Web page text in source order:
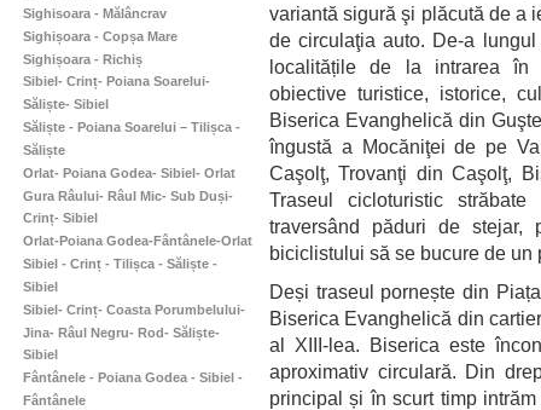
Sighisoara - Mălâncrav
Sighișoara - Copșa Mare
Sighișoara - Richiș
Sibiel- Crinț- Poiana Soarelui-
Săliște- Sibiel
Săliște - Poiana Soarelui – Tilișca -
Săliște
Orlat- Poiana Godea- Sibiel- Orlat
Gura Râului- Râul Mic- Sub Duși-
Crinț- Sibiel
Orlat-Poiana Godea-Fântânele-Orlat
Sibiel - Crinț - Tilișca - Săliște -
Sibiel
Sibiel- Crinț- Coasta Porumbelului-
Jina- Râul Negru- Rod- Săliște-
Sibiel
Fântânele - Poiana Godea - Sibiel -
Fântânele
variantă sigură şi plăcută de a
de circulaţia auto. De-a
localitățile de la intrarea în
obiective turistice, istorice,
Biserica Evanghelică din
îngustă a Mocăniţei de pe
Caşolţ, Trovanţi din Caşolţ,
Traseul cicloturistic
traversând păduri de
biciclistului să se bucure de
Deși traseul pornește din
Biserica Evanghelică din
al XIII-lea. Biserica este
aproximativ circulară. Din
principal și în scurt timp